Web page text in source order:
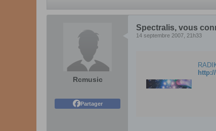
Rcmusic
Partager
Spectralis, vous
14 septembre 2007, 21h33